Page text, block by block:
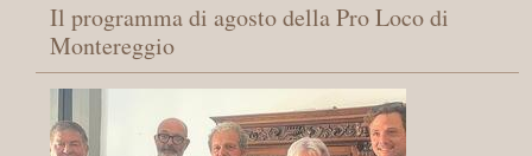
Il programma di agosto della Pro Loco di
Montereggio